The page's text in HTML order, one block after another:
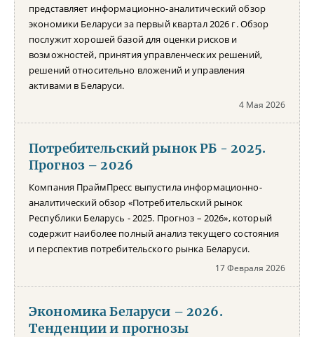
представляет информационно-аналитический обзор
экономики Беларуси за первый квартал 2026 г. Обзор
послужит хорошей базой для оценки рисков и
возможностей, принятия управленческих решений,
решений относительно вложений и управления
активами в Беларуси.
4 Мая 2026
Потребительский рынок РБ - 2025.
Прогноз – 2026
Компания ПраймПресс выпустила информационно-
аналитический обзор «Потребительский рынок
Республики Беларусь - 2025. Прогноз – 2026», который
содержит наиболее полный анализ текущего состояния
и перспектив потребительского рынка Беларуси.
17 Февраля 2026
Экономика Беларуси – 2026.
Тенденции и прогнозы